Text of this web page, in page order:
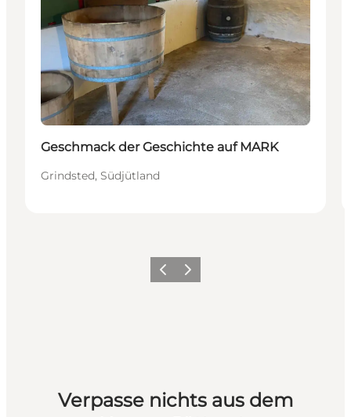
Geschmack der Geschichte auf MARK
Grindsted, Südjütland
Vorherige Folie
Nächste Folie
Verpasse nichts aus dem